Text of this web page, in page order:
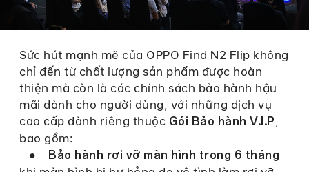
Sức hút mạnh mẽ của OPPO Find N2 Flip không
chỉ đến từ chất lượng sản phẩm được hoàn
thiện mà còn là các chính sách bảo hành hậu
mãi dành cho người dùng, với những dịch vụ
cao cấp dành riêng thuộc Gói Bảo hành V.I.P
bao gồm:
●
Bảo hành rơi vỡ màn hình trong 6 tháng